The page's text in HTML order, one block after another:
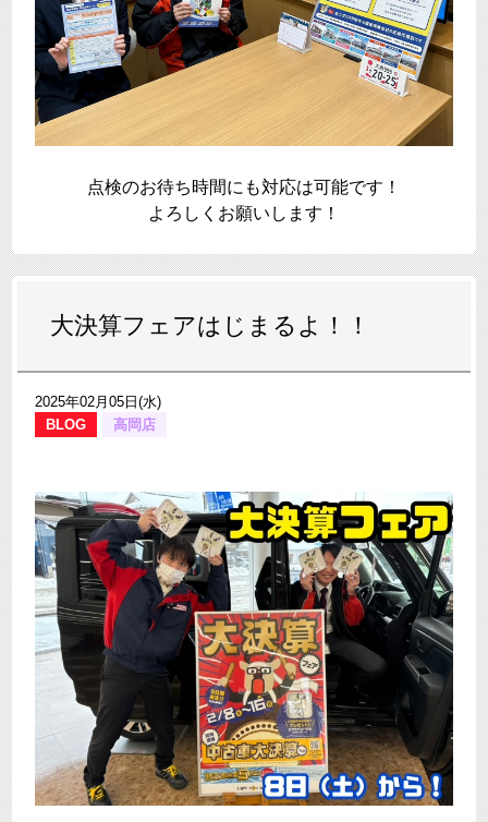
点検のお待ち時間にも対応は可能です！
よろしくお願いします！
大決算フェアはじまるよ！！
2025年02月05日(水)
BLOG
高岡店